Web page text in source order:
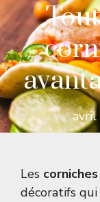
avril
Les
décoratifs